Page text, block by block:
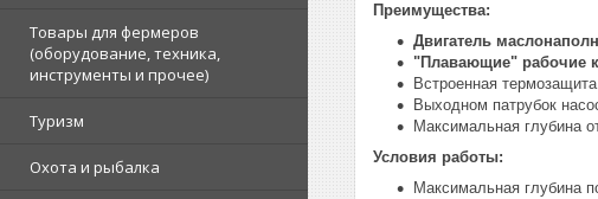
Товары для фермеров
(оборудование, техника,
инструменты и прочее)
Туризм
Охота и рыбалка
Преимущества:
Двигатель
"Плавающие" рабочие
Встроенная
Выходном патрубок
Максимальная глубина
Условия работы:
Максимальная глубина